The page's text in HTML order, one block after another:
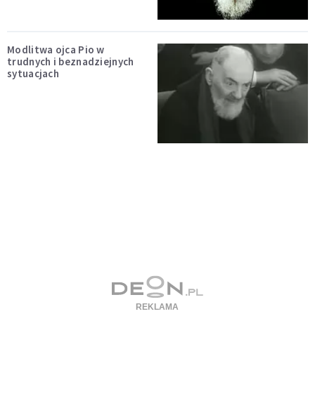
Modlitwa ojca Pio w
trudnych i beznadziejnych
sytuacjach